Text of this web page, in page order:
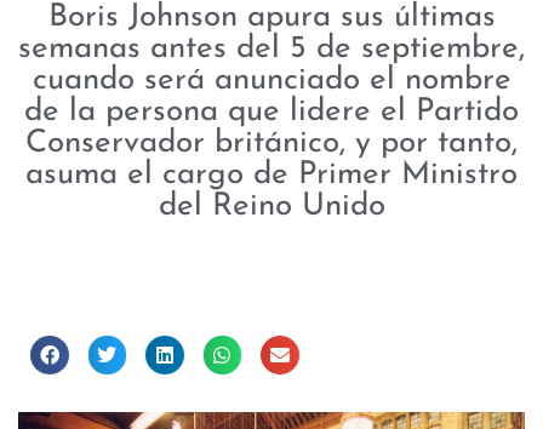
Boris Johnson apura sus últimas
semanas antes del 5 de septiembre,
cuando será anunciado el nombre
de la persona que lidere el Partido
Conservador británico, y por tanto,
asuma el cargo de Primer Ministro
del Reino Unido